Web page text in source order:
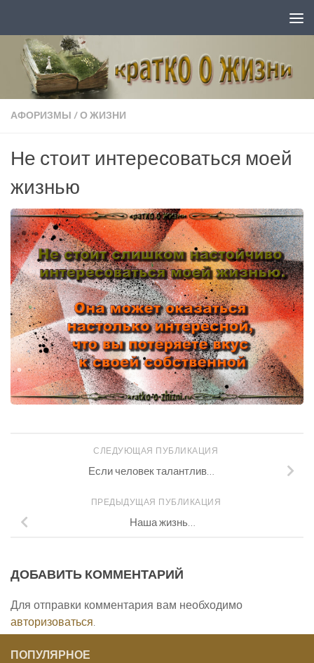
АФОРИЗМЫ /О ЖИЗНИ
Не стоит интересоваться моей
жизнью
СЛЕДУЮЩАЯ ПУБЛИКАЦИЯ
Если человек талантлив…
ПРЕДЫДУЩАЯ ПУБЛИКАЦИЯ
Наша жизнь…
ДОБАВИТЬ КОММЕНТАРИЙ
Для отправки комментария вам необходимо
авторизоваться
ПОПУЛЯРНОЕ